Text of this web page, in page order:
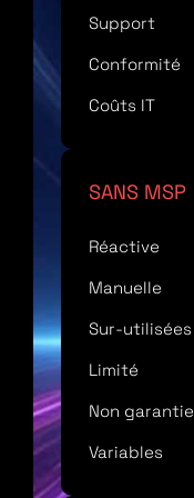
Support
Conformité
Coûts IT
SANS MSP
Réactive
Manuelle
Sur-utilisées
Limité
Non garantie
Variables